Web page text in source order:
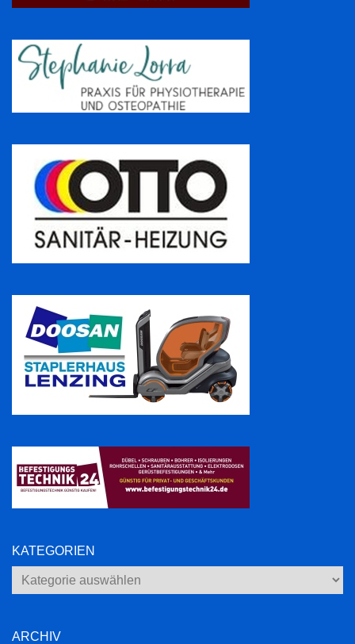
KATEGORIEN
Kategorien
ARCHIV